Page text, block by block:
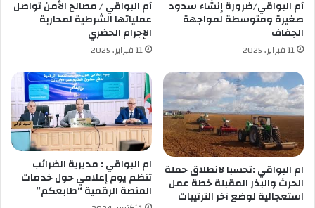
ر
ر
م
ض
ا
ن
ر
ق
ا
ب
ة
ل
م
د
ي
ر
ة
ا
أم البواقي/ضرورة إنشاء سدود
صغيرة ومتوسطة لمواجهة
الجفاف
11 فبراير، 2025
أم البواقي / مصالح الأمن تواصل
عملياتها الشرطية لمحاربة
الإجرام الحضري
11 فبراير، 2025
ام البواقي :تحسبا لانطلاق حملة
الحرث والبذر المقبلة خطة عمل
استعجالية لوضع آخر الترتيبات
ام البواقي : مديرية الضرائب
تنظم يوم إعلامي حول خدمات
المنصة الرقمية “طابعكم”